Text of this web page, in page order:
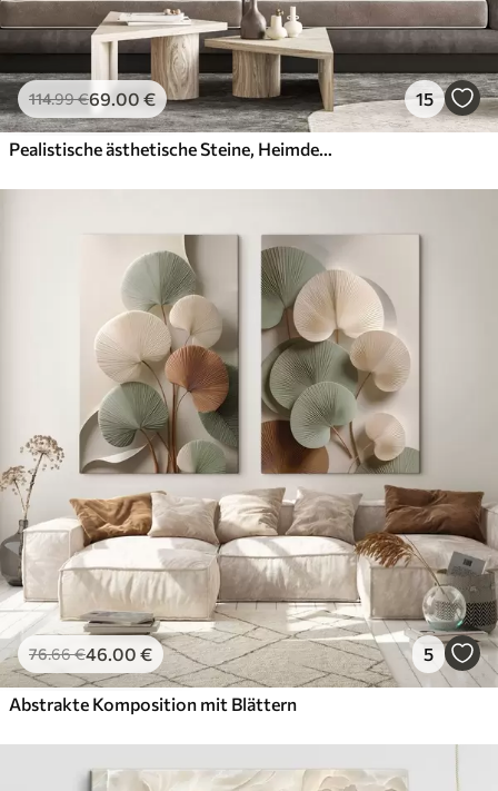
114.99€69.00 € 15
Pealistische ästhetische Steine, Heimdekoration, natürliche Beleuchtung
76.66€46.00 € 5
Abstrakte Komposition mit Blättern